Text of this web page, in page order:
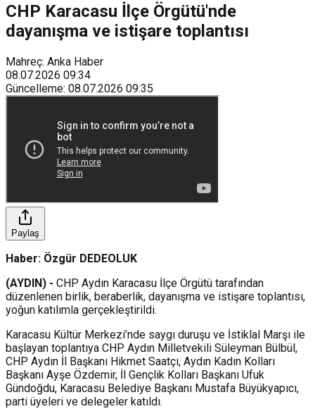
CHP Karacasu İlçe Örgütü'nde
dayanışma ve istişare toplantısı
Mahreç: Anka Haber
08.07.2026 09:34
Güncelleme: 08.07.2026 09:35
Paylaş
Haber: Özgür DEDEOLUK
(AYDIN) - CHP Aydın Karacasu İlçe Örgütü tarafından
düzenlenen birlik, beraberlik, dayanışma ve istişare toplantısı,
yoğun katılımla gerçekleştirildi.
Karacasu Kültür Merkezi’nde saygı duruşu ve İstiklal Marşı ile
başlayan toplantıya CHP Aydın Milletvekili Süleyman Bülbül,
CHP Aydın İl Başkanı Hikmet Saatçı, Aydın Kadın Kolları
Başkanı Ayşe Özdemir, İl Gençlik Kolları Başkanı Ufuk
Gündoğdu, Karacasu Belediye Başkanı Mustafa Büyükyapıcı,
parti üyeleri ve delegeler katıldı.